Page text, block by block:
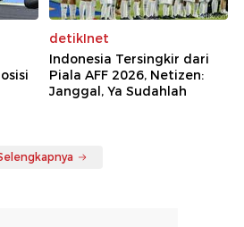
detikInet
Indonesia Tersingkir dari
Piala AFF 2026, Netizen:
Janggal, Ya Sudahlah